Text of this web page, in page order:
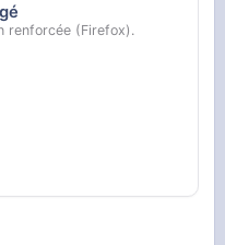
renforcée (Firefox).